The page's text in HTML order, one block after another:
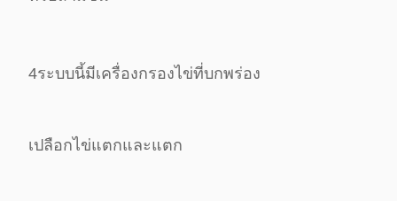
4ระบบนี้มีเครื่องกรองไข่ที่บกพร่อง
เปลือกไข่แตกและแตก